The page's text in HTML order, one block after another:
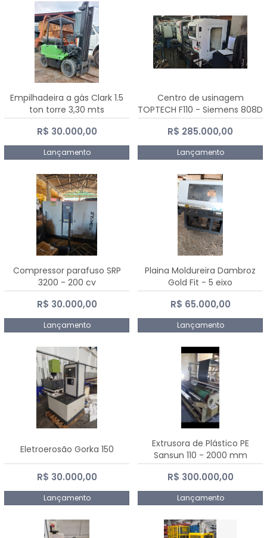
Empilhadeira a gás Clark 1.5
ton torre 3,30 mts
R$ 30.000,00
Lançamento
Centro de usinagem
TOPTECH F110 - Siemens 808D
Advanced
R$ 285.000,00
Lançamento
Compressor parafuso SRP
3200 - 200 cv
R$ 30.000,00
Lançamento
Plaina Moldureira Dambroz
Gold Fit - 5 eixo
R$ 65.000,00
Lançamento
Eletroerosão Gorka 150
R$ 30.000,00
Lançamento
Extrusora de Plástico PE
Sansun 110 - 2000 mm
R$ 300.000,00
Lançamento